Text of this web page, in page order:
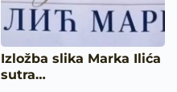
Izložba slika Marka Ilića
sutra…